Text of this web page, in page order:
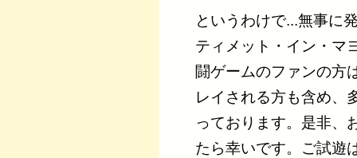
というわけで...無事に
ティメット・イン・マ
闘ゲームのファンの方
レイされる方も含め、
っております。是非、
たら幸いです。ご試遊